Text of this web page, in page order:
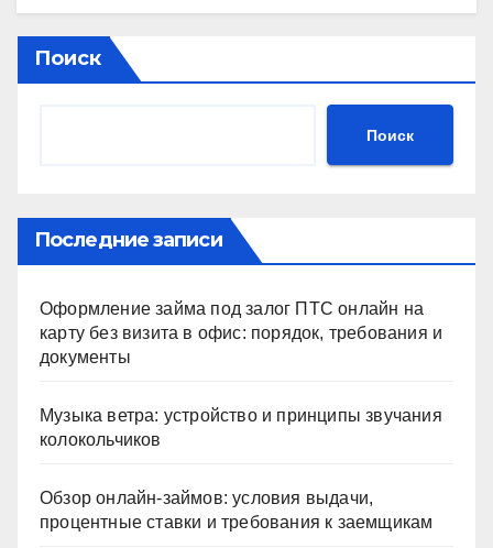
n
o
kl
ki
at
s
A
er
e
a
р
в
ть
Поиск
Поиск
Последние записи
Оформление займа под залог ПТС онлайн на
карту без визита в офис: порядок, требования и
документы
Музыка ветра: устройство и принципы звучания
колокольчиков
Обзор онлайн-займов: условия выдачи,
процентные ставки и требования к заемщикам